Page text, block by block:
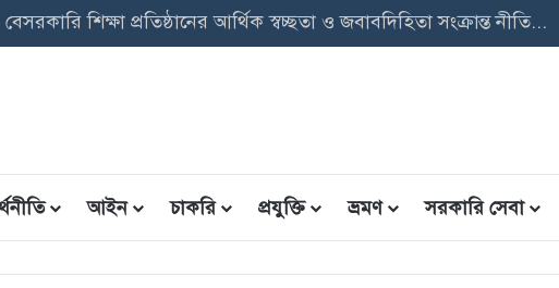
সমন্বিত উপবৃত্তি তথ্য ফরম: শিক্ষার্থীদের তথ্য এন্ট্রি ফরম PDF ডাউনলোড
আইন চাকরি প্রযুক্তি ভ্রমণ সরকারি সেবা